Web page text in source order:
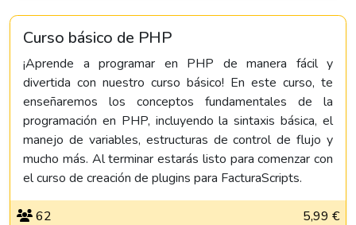
Curso básico de PHP
¡Aprende a programar en PHP de manera fácil y
divertida con nuestro curso básico! En este curso, te
enseñaremos los conceptos fundamentales de la
programación en PHP, incluyendo la sintaxis básica, el
manejo de variables, estructuras de control de flujo y
mucho más. Al terminar estarás listo para comenzar con
el curso de creación de plugins para FacturaScripts.
62 5,99 €